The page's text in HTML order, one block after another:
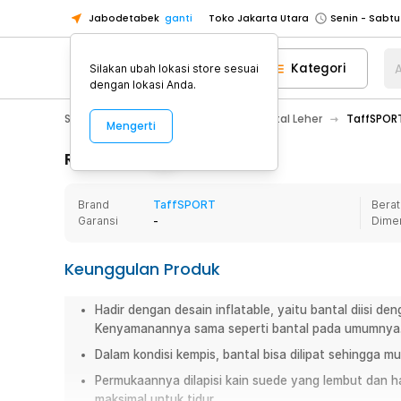
Jabodetabek ganti
Toko Jakarta Utara
Toko Tangerang
Toko Cikupa
Pick n Go Jakarta Barat
Senin -
Pick n Go Bekasi
Senin - Jumat
Toko Jakarta Barat
Senin -
Toko Tangerang
Pick n Go Jakarta Barat
Senin -
Kategori
Sport & Outdoor Bantal Leher
Rincian Produk
Brand
TaffSPORT
Garansi
-
Keunggulan Produk
Hadir dengan desain inflatable, yaitu bantal diisi
Kenyamanannya sama seperti bantal pada
Dalam kondisi kempis, bantal bisa dilipat sehingga
Permukaannya dilapisi kain suede yang lembut dan
Silakan ubah lokasi store sesuai
dengan lokasi Anda.
Mengerti